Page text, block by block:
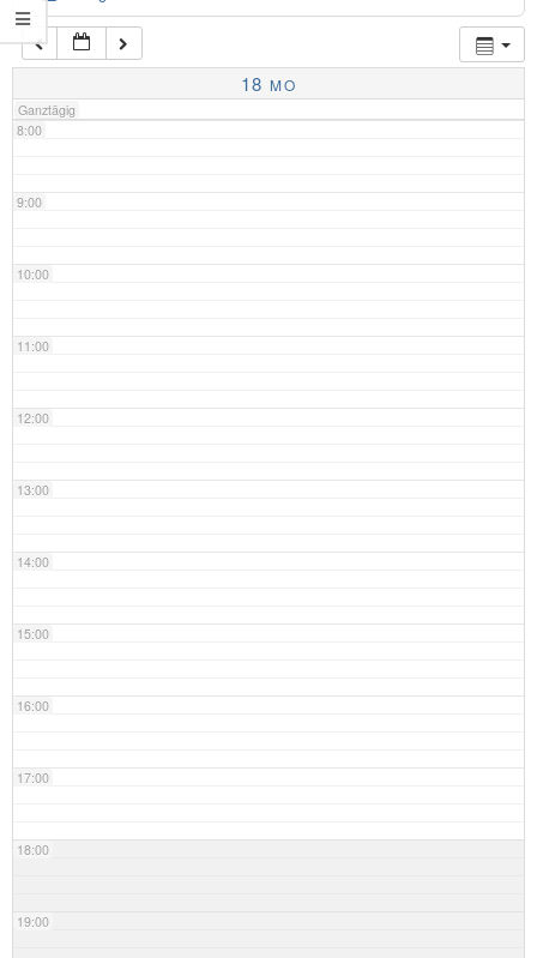
18 MO
Ganztägig
7:00
8:00
9:00
10:00
11:00
12:00
13:00
14:00
15:00
16:00
17:00
18:00
19:00